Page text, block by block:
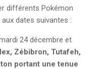
différents Pokémon
dates suivantes :
24 décembre et
Zébibron, Tutafeh,
portant une tenue